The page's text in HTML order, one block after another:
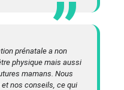
prénatale a non
physique mais aussi
mamans. Nous
nos conseils, ce qui